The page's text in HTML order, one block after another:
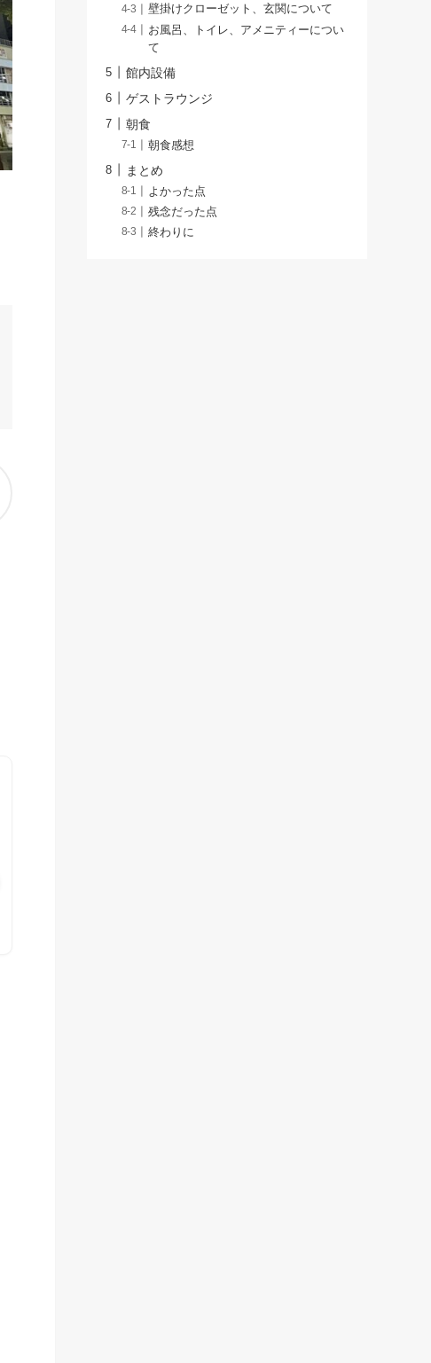
壁掛けクローゼット、玄関について
お風呂、トイレ、アメニティーについ
て
館内設備
ゲストラウンジ
朝食
朝食感想
まとめ
よかった点
残念だった点
終わりに